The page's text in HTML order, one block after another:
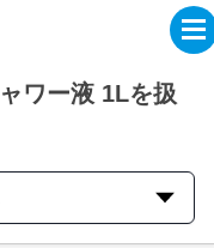
ワー液 1Lを扱